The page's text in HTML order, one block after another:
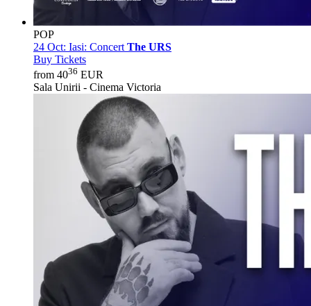
POP
24 Oct: Iasi: Concert The URS
Buy Tickets
from 4036 EUR
Sala Unirii - Cinema Victoria